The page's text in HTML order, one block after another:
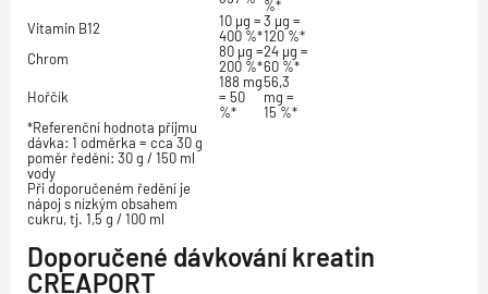
%*
Vitamin B12
10 µg =
400 %*
3 µg =
120 %*
Chrom
80 µg =
200 %*
24 µg =
60 %*
Hořčík
188 mg
= 50
%*
56,3
mg =
15 %*
*Referenční hodnota příjmu
dávka: 1 odměrka = cca 30 g
poměr ředění: 30 g / 150 ml
vody
Při doporučeném ředění je
nápoj s nízkým obsahem
cukru, tj. 1,5 g / 100 ml
Doporučené dávkování kreatin
CREAPORT